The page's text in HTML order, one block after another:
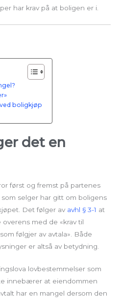
har krav på at boligen er i.
boligkjøp
det en
først og fremst på partenes
selger har gitt om boligens
Det følger av avhl § 3-1 at
med de «krav til
følgjer av avtala». Både
er altså av betydning.
lovbestemmelser som
innebærer at eiendommen
har en mangel dersom den